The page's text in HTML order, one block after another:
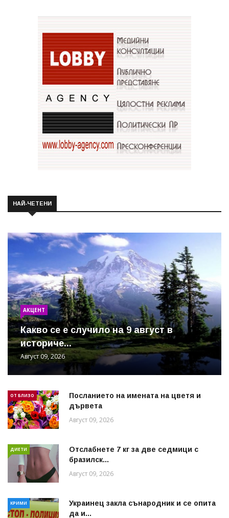
НАЙ-ЧЕТЕНИ
АКЦЕНТ
Какво се е случило на 9 август в
историче...
Август 09, 2026
ОТ БЛИЗО
Посланието на имената на цветя и
дървета
Август 09, 2026
ДИЕТИ
Отслабнете 7 кг за две седмици с
бразилск...
Август 09, 2026
КРИМИ
Украинец закла сънародник и се опита
да и...